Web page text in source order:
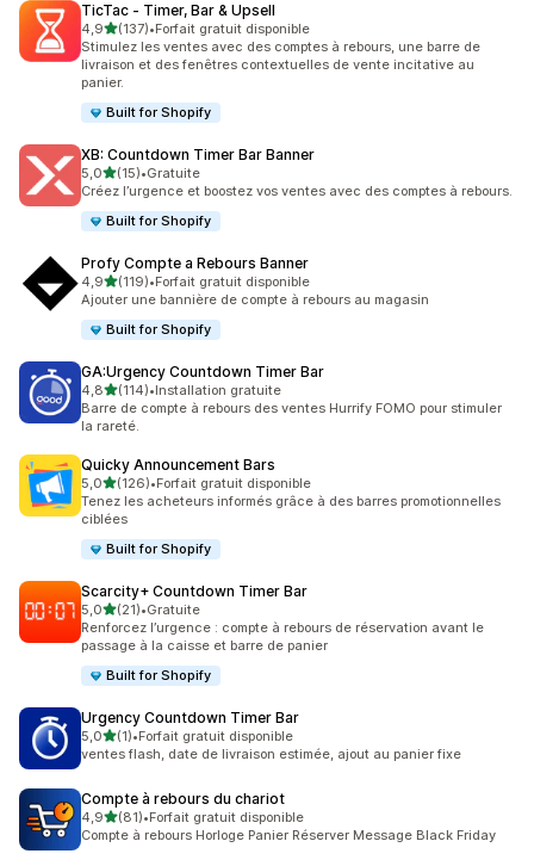
TicTac ‑ Timer, Bar & Upsell
4,9étoile(s) sur 5
(137)
137 avis au total
•Forfait gratuit disponible
Stimulez les ventes avec des comptes à rebours, une barre de
livraison et des fenêtres contextuelles de vente incitative au
panier.
Built for Shopify
XB: Countdown Timer Bar Banner
5,0étoile(s) sur 5
(15)
15 avis au total
•Gratuite
Créez l’urgence et boostez vos ventes avec des comptes à rebours.
Built for Shopify
Profy Compte a Rebours Banner
4,9étoile(s) sur 5
(119)
119 avis au total
•Forfait gratuit disponible
Ajouter une bannière de compte à rebours au magasin
Built for Shopify
GA:Urgency Countdown Timer Bar
4,8étoile(s) sur 5
(114)
114 avis au total
•Installation gratuite
Barre de compte à rebours des ventes Hurrify FOMO pour stimuler
la rareté.
Quicky Announcement Bars
5,0étoile(s) sur 5
(126)
126 avis au total
•Forfait gratuit disponible
Tenez les acheteurs informés grâce à des barres promotionnelles
ciblées
Built for Shopify
Scarcity+ Countdown Timer Bar
5,0étoile(s) sur 5
(21)
21 avis au total
•Gratuite
Renforcez l’urgence : compte à rebours de réservation avant le
passage à la caisse et barre de panier
Built for Shopify
Urgency Countdown Timer Bar
5,0étoile(s) sur 5
(1)
1 avis au total
•Forfait gratuit disponible
ventes flash, date de livraison estimée, ajout au panier fixe
Compte à rebours du chariot
4,9étoile(s) sur 5
(81)
81 avis au total
•Forfait gratuit disponible
Compte à rebours Horloge Panier Réserver Message Black Friday